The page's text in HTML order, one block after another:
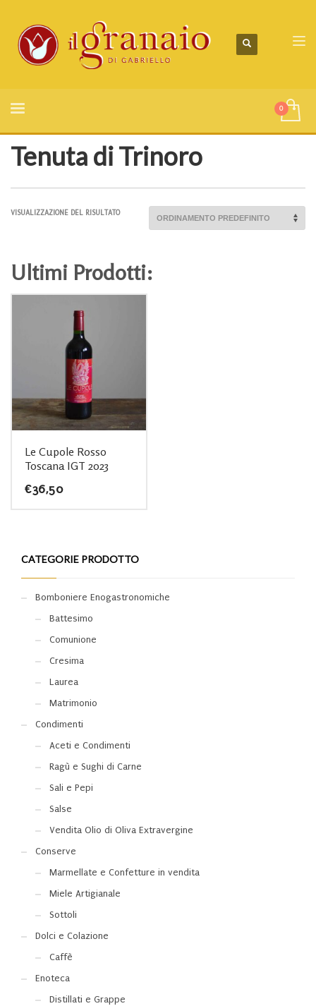
Tenuta di Trinoro
VISUALIZZAZIONE DEL RISULTATO
Ultimi Prodotti:
Le Cupole Rosso
Toscana IGT 2023
€36,50
CATEGORIE PRODOTTO
Bomboniere Enogastronomiche
Battesimo
Comunione
Cresima
Laurea
Matrimonio
Condimenti
Aceti e Condimenti
Ragù e Sughi di Carne
Sali e Pepi
Salse
Vendita Olio di Oliva Extravergine
Conserve
Marmellate e Confetture in vendita
Miele Artigianale
Sottoli
Dolci e Colazione
Caffè
Enoteca
Distillati e Grappe